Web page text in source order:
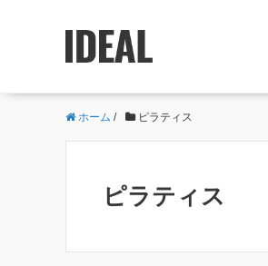
ホーム / ピラティス
ピラティス